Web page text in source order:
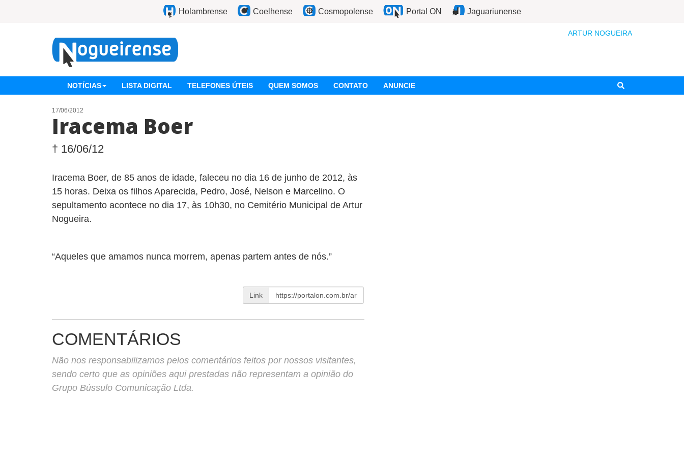
Holambrense Coelhense Cosmopolense Portal ON Jaguariunense
ARTUR NOGUEIRA
NOTÍCIAS LISTA DIGITAL TELEFONES ÚTEIS QUEM SOMOS CONTATO ANUNCIE
17/06/2012
Iracema Boer
† 16/06/12
Iracema Boer, de 85 anos de idade, faleceu no dia 16 de junho de 2012, às
15 horas. Deixa os filhos Aparecida, Pedro, José, Nelson e Marcelino. O
sepultamento acontece no dia 17, às 10h30, no Cemitério Municipal de Artur
Nogueira.
“Aqueles que amamos nunca morrem, apenas partem antes de nós.”
Link
COMENTÁRIOS
Não nos responsabilizamos pelos comentários feitos por nossos visitantes,
sendo certo que as opiniões aqui prestadas não representam a opinião do
Grupo Bússulo Comunicação Ltda.